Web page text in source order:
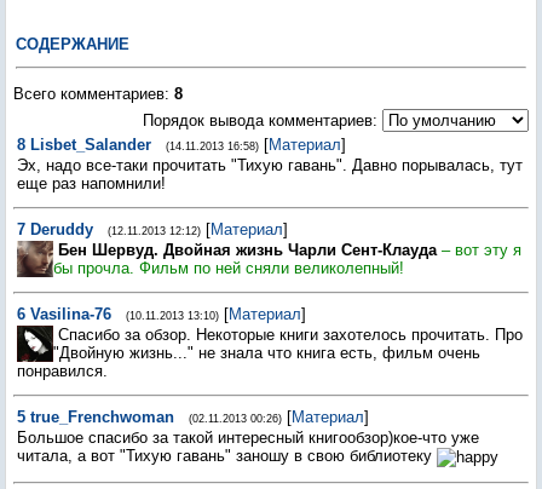
СОДЕРЖАНИЕ
Всего комментариев: 8
Порядок вывода комментариев:
8 Lisbet_Salander (14.11.2013 16:58) [Материал]
Эх, надо все-таки прочитать "Тихую гавань". Давно порывалась, тут
еще раз напомнили!
7 Deruddy (12.11.2013 12:12) [Материал]
Бен Шервуд. Двойная жизнь Чарли Сент-Клауда – вот эту я
бы прочла. Фильм по ней сняли великолепный!
6 Vasilina-76 (10.11.2013 13:10) [Материал]
Спасибо за обзор. Некоторые книги захотелось прочитать. Про
"Двойную жизнь..." не знала что книга есть, фильм очень
понравился.
5 true_Frenchwoman (02.11.2013 00:26) [Материал]
Большое спасибо за такой интересный книгообзор)кое-что уже
читала, а вот "Тихую гавань" заношу в свою библиотеку